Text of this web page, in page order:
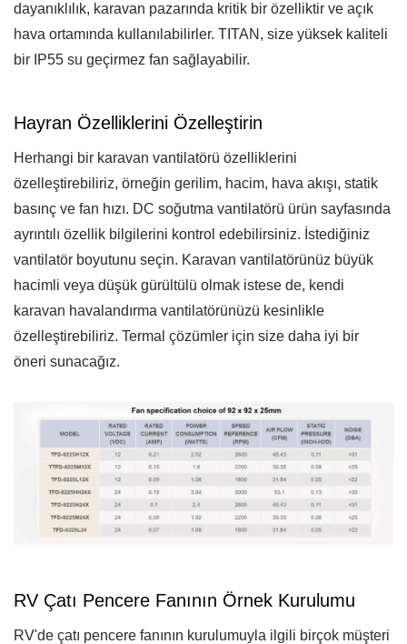
dayanıklılık, karavan pazarında kritik bir özelliktir ve açık
hava ortamında kullanılabilirler. TITAN, size yüksek kaliteli
bir IP55 su geçirmez fan sağlayabilir.
Hayran Özelliklerini Özelleştirin
Herhangi bir karavan vantilatörü özelliklerini
özelleştirebiliriz, örneğin gerilim, hacim, hava akışı, statik
basınç ve fan hızı. DC soğutma vantilatörü ürün sayfasında
ayrıntılı özellik bilgilerini kontrol edebilirsiniz. İstediğiniz
vantilatör boyutunu seçin. Karavan vantilatörünüz büyük
hacimli veya düşük gürültülü olmak istese de, kendi
karavan havalandırma vantilatörünüzü kesinlikle
özelleştirebiliriz. Termal çözümler için size daha iyi bir
öneri sunacağız.
RV Çatı Pencere Fanının Örnek Kurulumu
RV'de çatı pencere fanının kurulumuyla ilgili birçok müşteri